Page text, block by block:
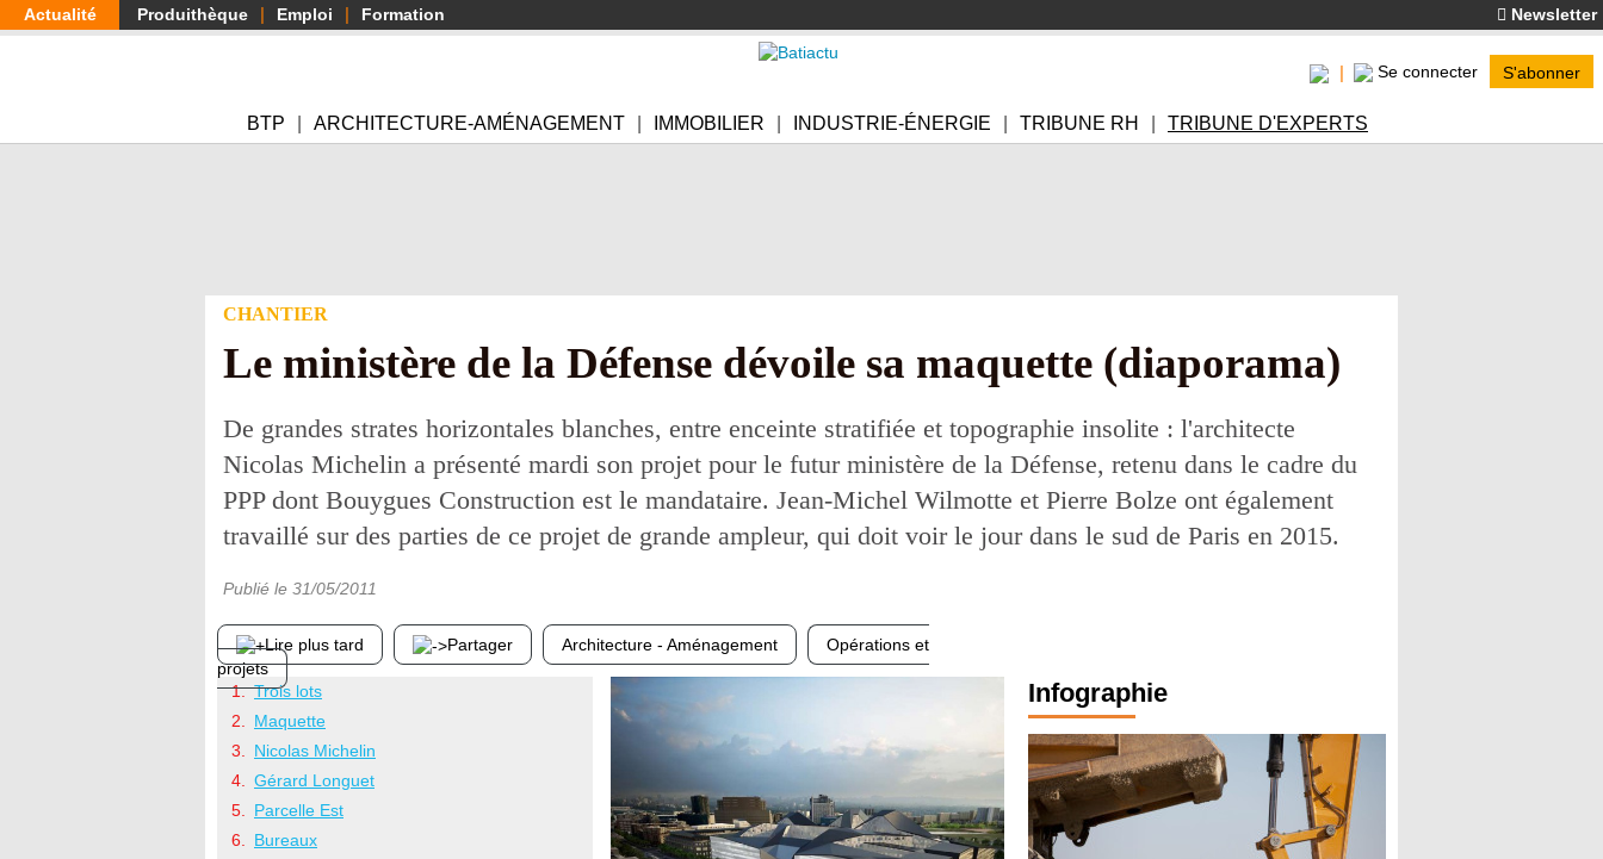
Aller
au
Actualité Produithèque Emploi Formation Newsletter
Se connecter S'abonner
BTP ARCHITECTURE-AMÉNAGEMENT IMMOBILIER INDUSTRIE-ÉNERGIE TRIBUNE RH TRIBUNE D'EXPERTS
CHANTIER
Le ministère de la Défense dévoile sa maquette (diaporama)
De grandes strates horizontales blanches, entre enceinte stratifiée et topographie insolite : l'architecte
Nicolas Michelin a présenté mardi son projet pour le futur ministère de la Défense, retenu dans le cadre du
PPP dont Bouygues Construction est le mandataire. Jean-Michel Wilmotte et Pierre Bolze ont également
travaillé sur des parties de ce projet de grande ampleur, qui doit voir le jour dans le sud de Paris en 2015.
Publié le 31/05/2011
Lire plus tard Partager Architecture - Aménagement
Opérations et
projets
Trois lots
Maquette
Nicolas Michelin
Gérard Longuet
Parcelle Est
Bureaux
Infographie